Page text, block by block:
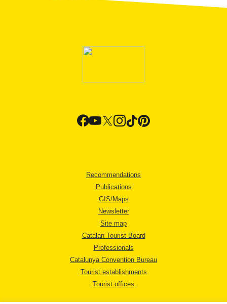
Recommendations
Publications
GIS/Maps
Newsletter
Site map
Catalan Tourist Board
Professionals
Catalunya Convention Bureau
Tourist establishments
Tourist offices